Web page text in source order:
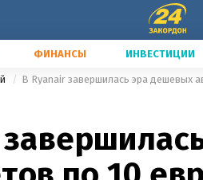
ФИНАНСЫ ИНВЕСТИЦИИ
В Ryanair завершилась эра дешевых